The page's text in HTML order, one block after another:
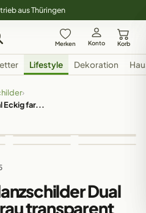
aus Thüringen
Merken Konto Korb
Lifestyle Dekoration
›
Eckig far...
Dual
transparent